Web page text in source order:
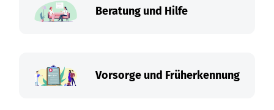
Beratung und Hilfe
Vorsorge und Früherkennung